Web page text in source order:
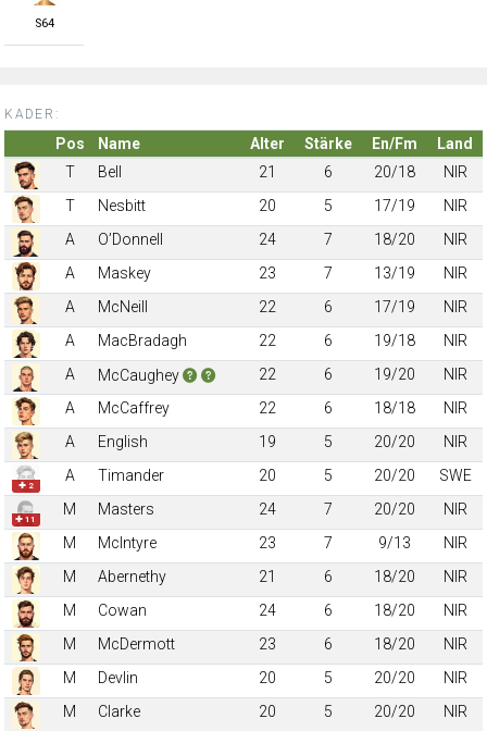
S64
KADER:
Pos Name Alter Stärke En/Fm
Land
T
Bell 21 6 20/18
NIR
T
Nesbitt 20 5 17/19
NIR
A
O’Donnell 24 7 18/20
NIR
A
Maskey 23 7 13/19
NIR
A
McNeill 22 6 17/19
NIR
A
MacBradagh 22 6 19/18
NIR
A
McCaughey 22 6 19/20
NIR
A
McCaffrey 22 6 18/18
NIR
A
English 19 5 20/20 NIR
✚ 2
A Timander 20 5 20/20 SWE
✚ 11
M Masters 24 7 20/20
NIR
M
McIntyre 23 7 9/13
NIR
M
Abernethy 21 6 18/20
NIR
M
Cowan 24 6 18/20
NIR
M
McDermott 23 6 18/20
NIR
M
Devlin 20 5 20/20
NIR
M
Clarke 20 5 20/20
NIR